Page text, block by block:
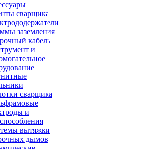
сварщика
заземления
кабель
и
сварщика
и
вытяжки
дымов